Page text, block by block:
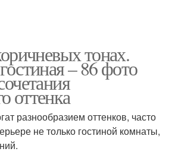
тонах.
– 86 фото
оттенка
разнообразием оттенков, часто
не только гостиной комнаты,